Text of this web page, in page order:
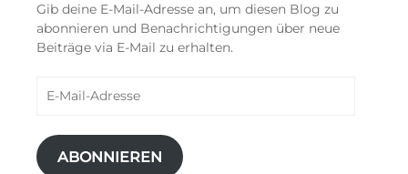
Gib deine E-Mail-Adresse an, um diesen Blog zu
abonnieren und Benachrichtigungen über neue
Beiträge via E-Mail zu erhalten.
Mail-
ABONNIEREN